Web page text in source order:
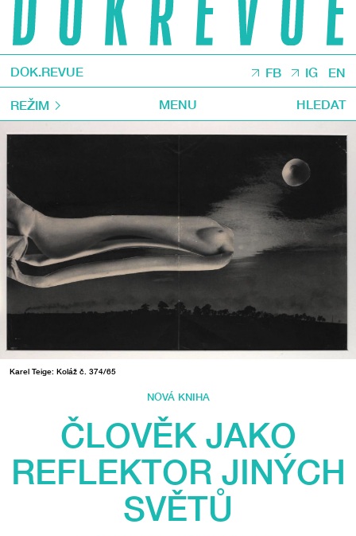
DOK.REVUE FB IG EN
REŽIM MENU HLEDAT
Karel Teige: Koláž č. 374/65
NOVÁ KNIHA
ČLOVĚK JAKO
REFLEKTOR JINÝCH
SVĚTŮ